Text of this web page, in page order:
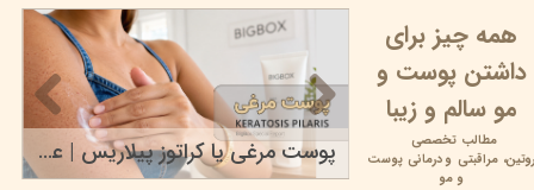
خروج از حساب کاربری
پوست مرغی یا کراتوز پیلاریس | علت، علائم، درمان و... محصولات مراقبت پوستی بیومیمتیک
همه چیز برای
داشتن پوست و
مو سالم و زیبا
روتین،مراقبتی ودرمانی پوست
و مو